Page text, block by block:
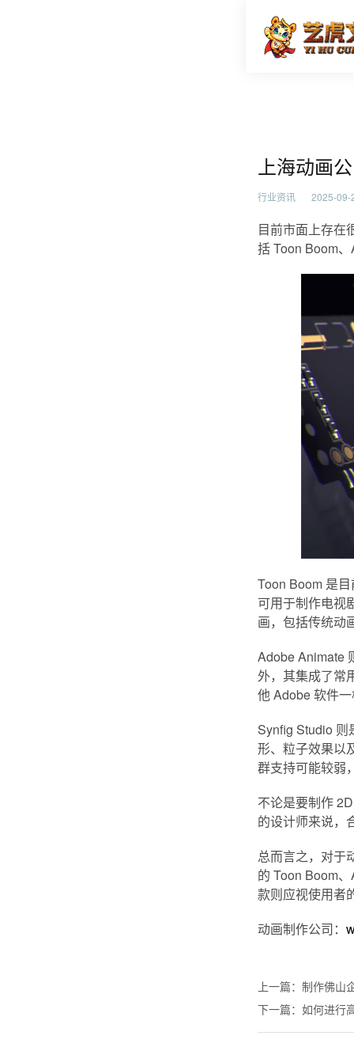
上海动
上海动画
行业资讯 2025-09-
目前市面上存在
括 Toon Boom
Toon Boom 是
可用于制作电视
画，包括传统动
Adobe Animate
外，其集成了常
他 Adobe 软件
Synfig Studio 则
形、粒子效果以
群支持可能较弱
不论是要制作
的设计师来说，
总而言之，对于
的 Toon Boom
款则应视使用者
动画制作公司：
上一篇： 制作佛山
下一篇： 如何进行